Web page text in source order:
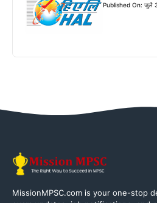
Published On: जुलै
MissionMPSC.com is your one-stop